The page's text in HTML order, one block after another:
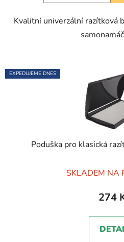
Kvalitní univerzální razítková
EXPEDUJEME DNES
Poduška pro klasická
z
SKLADEM NA
274